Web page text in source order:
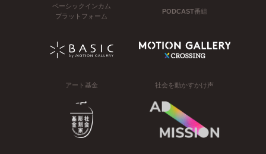
ベーシックインカム
プラットフォーム
PODCAST番組
アート基金 社会を動かすかけ声